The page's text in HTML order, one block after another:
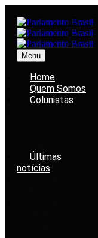
Menu
Home
Quem Somos
Colunistas
Últimas
notícias